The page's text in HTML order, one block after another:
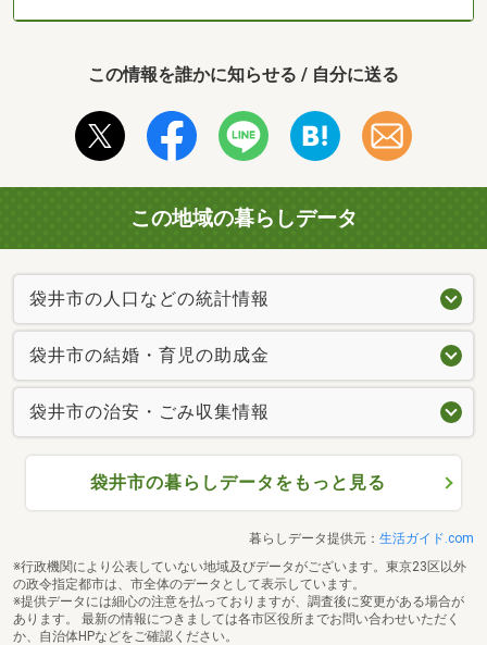
この情報を誰かに知らせる / 自分に送る
この地域の暮らしデータ
袋井市の人口などの統計情報
袋井市の結婚・育児の助成金
袋井市の治安・ごみ収集情報
袋井市の暮らしデータをもっと見る
暮らしデータ提供元： 生活ガイド.com
※行政機関により公表していない地域及びデータがございます。東京23区以外
の政令指定都市は、市全体のデータとして表示しています。
※提供データには細心の注意を払っておりますが、調査後に変更がある場合が
あります。 最新の情報につきましては各市区役所までお問い合わせいただく
か、自治体HPなどをご確認ください。